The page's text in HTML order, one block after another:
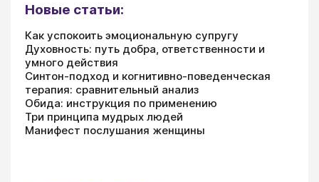
Новые статьи:
Как успокоить эмоциональную супругу
Духовность: путь добра, ответственности и
умного действия
Синтон-подход и когнитивно-поведенческая
терапия: сравнительный анализ
Обида: инструкция по применению
Три принципа мудрых людей
Манифест послушания женщины